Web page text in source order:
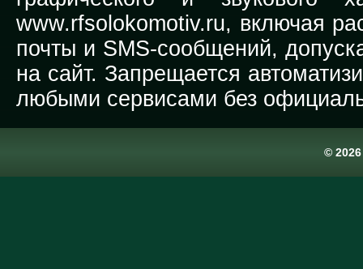
www.rfsolokomotiv.ru, включая
почты и SMS-сообщений,
на сайт. Запрещается
любыми сервисами без
©